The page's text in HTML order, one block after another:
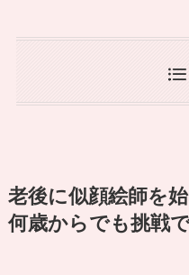
老後に似顔絵師を
何歳からでも挑戦